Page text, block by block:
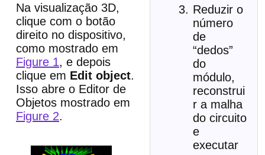
Reduzir o
número
de
“dedos”
do
módulo,
reconstrui
r a malha
do circuito
e
executar
Na visualização 3D,
clique com o botão
direito no dispositivo,
como mostrado em
Figure 1, e depois
clique em Edit object.
Isso abre o Editor de
Objetos mostrado em
Figure 2.